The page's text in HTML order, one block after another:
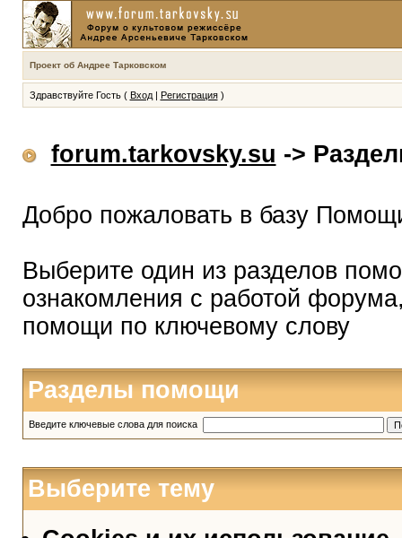
Проект об Андрее Тарковском
Здравствуйте Гость ( Вход| Регистрация)
forum.tarkovsky.su ->
Добро пожаловать в базу
Выберите один из разделов
ознакомления с работой
помощи по ключевому слову
Разделы помощи
Введите ключевые слова для поиска
Выберите тему